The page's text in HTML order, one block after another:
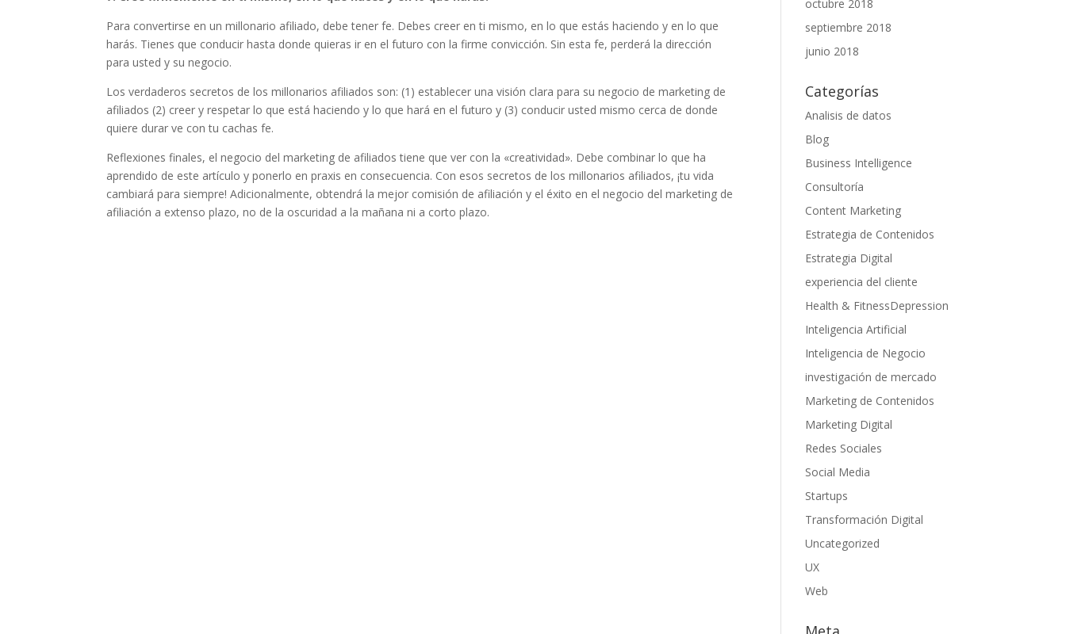
Para convertirse en un millonario afiliado, debe tener fe. Debes creer en ti mismo, en lo que estás haciendo y en lo que
harás. Tienes que conducir hasta donde quieras ir en el futuro con la firme convicción. Sin esta fe, perderá la dirección
para usted y su negocio.
Los verdaderos secretos de los millonarios afiliados son: (1) establecer una visión clara para su negocio de marketing de
afiliados (2) creer y respetar lo que está haciendo y lo que hará en el futuro y (3) conducir usted mismo cerca de donde
quiere durar ve con tu cachas fe.
Reflexiones finales, el negocio del marketing de afiliados tiene que ver con la «creatividad». Debe combinar lo que ha
aprendido de este artículo y ponerlo en praxis en consecuencia. Con esos secretos de los millonarios afiliados, ¡tu vida
cambiará para siempre! Adicionalmente, obtendrá la mejor comisión de afiliación y el éxito en el negocio del marketing de
afiliación a extenso plazo, no de la oscuridad a la mañana ni a corto plazo.
octubre 2018
septiembre 2018
junio 2018
Categorías
Analisis de datos
Blog
Business Intelligence
Consultoría
Content Marketing
Estrategia de Contenidos
Estrategia Digital
experiencia del cliente
Health & FitnessDepression
Inteligencia Artificial
Inteligencia de Negocio
investigación de mercado
Marketing de Contenidos
Marketing Digital
Redes Sociales
Social Media
Startups
Transformación Digital
Uncategorized
UX
Web